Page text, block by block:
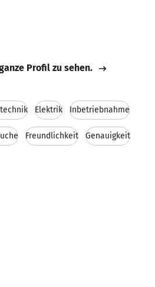
Profil zu sehen.
Elektrik Inbetriebnahme
Freundlichkeit Genauigkeit